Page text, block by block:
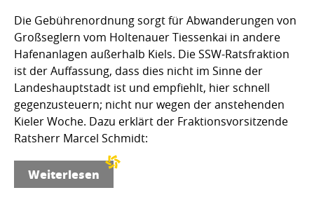
Die Gebührenordnung sorgt für Abwanderungen von
Großseglern vom Holtenauer Tiessenkai in andere
Hafenanlagen außerhalb Kiels. Die SSW-Ratsfraktion
ist der Auffassung, dass dies nicht im Sinne der
Landeshauptstadt ist und empfiehlt, hier schnell
gegenzusteuern; nicht nur wegen der anstehenden
Kieler Woche. Dazu erklärt der Fraktionsvorsitzende
Ratsherr Marcel Schmidt:
Weiterlesen